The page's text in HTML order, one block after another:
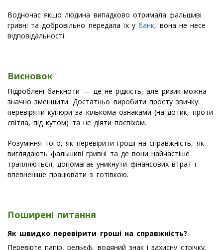
Водночас якщо людина випадково отримала фальшиві
гривні та добровільно передала їх убанк, вона не несе
відповідальності.
Висновок
Підроблені банкноти — це не рідкість, але ризик можна
значно зменшити. Достатньо виробити просту звичку:
перевіряти купюри за кількома ознаками (на дотик, проти
світла, під кутом) та не діяти поспіхом.
Розуміння того, як перевірити гроші на справжність, як
виглядають фальшиві гривні та де вони найчастіше
трапляються, допомагає уникнути фінансових втрат і
впевненіше працювати з готівкою.
Поширені питання
Як швидко перевірити гроші на справжність?
Перевірте папір, рельєф, водяний знак і захисну стрічку.